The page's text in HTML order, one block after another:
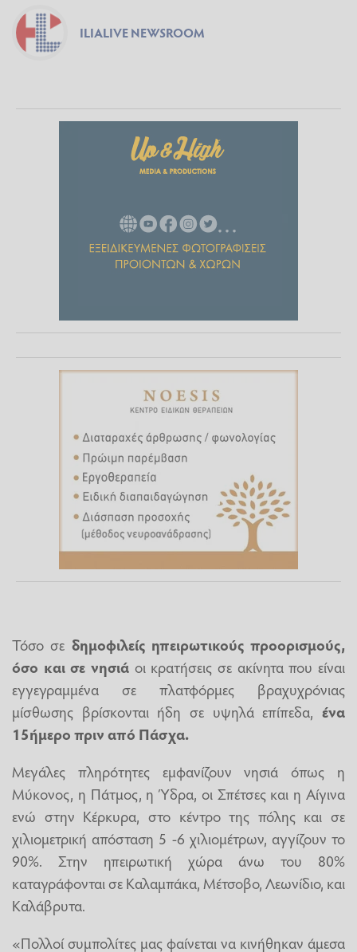
ILIALIVE NEWSROOM
Τόσο σε δημοφιλείς ηπειρωτικούς προορισμούς,
όσο και σε νησιά οι κρατήσεις σε ακίνητα που είναι
εγγεγραμμένα σε πλατφόρμες βραχυχρόνιας
μίσθωσης βρίσκονται ήδη σε υψηλά επίπεδα, ένα
15ήμερο πριν από Πάσχα.
Μεγάλες πληρότητες εμφανίζουν νησιά όπως η
Μύκονος, η Πάτμος, η Ύδρα, οι Σπέτσες και η Αίγινα
ενώ στην Κέρκυρα, στο κέντρο της πόλης και σε
χιλιομετρική απόσταση 5 -6 χιλιομέτρων, αγγίζουν το
90%. Στην ηπειρωτική χώρα άνω του 80%
καταγράφονται σε Καλαμπάκα, Μέτσοβο, Λεωνίδιο, και
Καλάβρυτα.
«Πολλοί συμπολίτες μας φαίνεται να κινήθηκαν άμεσα